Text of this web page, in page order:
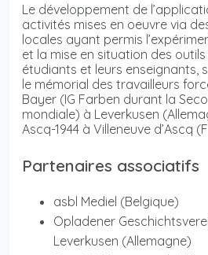
Le développement de
activités mises en oeuvre via
locales ayant permis
et la mise en situation des
étudiants et leurs enseignants,
le mémorial des travailleurs
Bayer (IG Farben durant la
mondiale) à Leverkusen
Ascq-1944 à Villeneuve d’Ascq
Partenaires associatifs
asbl Mediel (Belgique)
Opladener
Leverkusen (Allemagne)